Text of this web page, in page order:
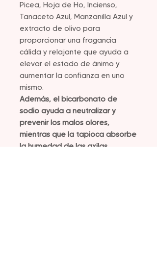
Picea, Hoja de Ho, Incienso,
Tanaceto Azul, Manzanilla Azul y
extracto de olivo para
proporcionar una fragancia
cálida y relajante que ayuda a
elevar el estado de ánimo y
aumentar la confianza en uno
mismo.
Además, el bicarbonato de
sodio ayuda a neutralizar y
prevenir los malos olores,
mientras que la tapioca absorbe
la humedad de las axilas,